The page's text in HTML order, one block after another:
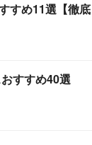
すめ11選【徹底
すすめ40選